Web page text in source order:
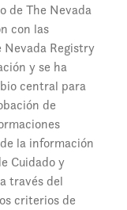
de The Nevada
con las
Nevada Registry
y se ha
central para
de
la información
Cuidado y
través del
criterios de